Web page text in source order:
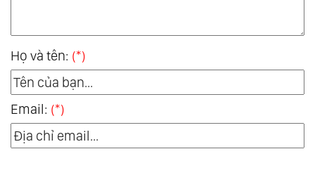
Họ và tên: (*)
Email: (*)